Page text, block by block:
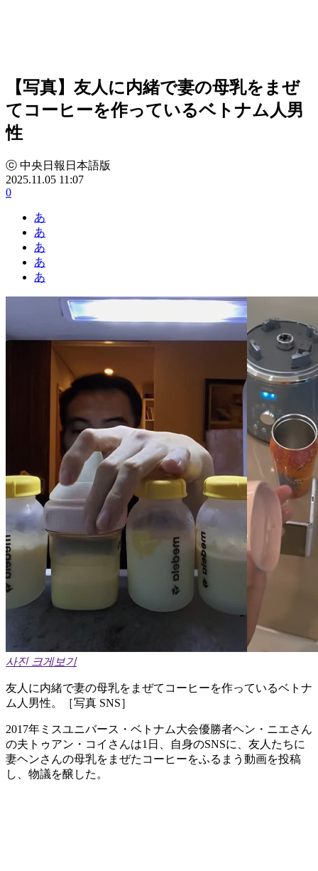
【写真】友人に内緒で妻の母乳をまぜ
てコーヒーを作っているベトナム人男
性
ⓒ 中央日報日本語版
2025.11.05 11:07
0
あ
あ
あ
あ
あ
사진 크게보기
友人に内緒で妻の母乳をまぜてコーヒーを作っているベトナ
ム人男性。［写真 SNS］
2017年ミスユニバース・ベトナム大会優勝者ヘン・ニエさん
の夫トゥアン・コイさんは1日、自身のSNSに、友人たちに
妻ヘンさんの母乳をまぜたコーヒーをふるまう動画を投稿
し、物議を醸した。